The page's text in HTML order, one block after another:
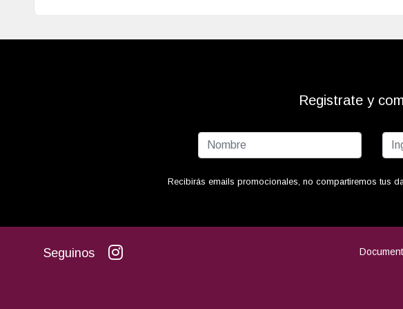
Registrate y
Recibirás emails promocionales, no compartiremos tus
Seguinos